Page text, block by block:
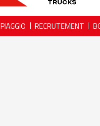
PIAGGIO RECRUTEMENT